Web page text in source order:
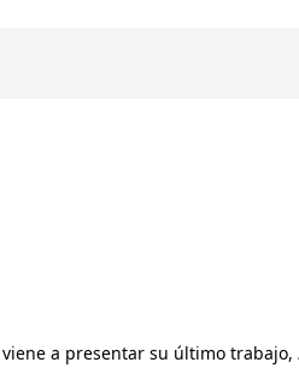
a presentar su último trabajo,